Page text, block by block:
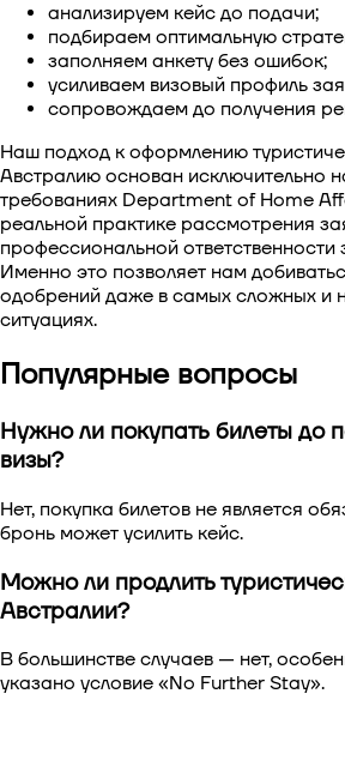
анализируем кейс до подачи;
подбираем оптимальную
заполняем анкету без ошибок;
усиливаем визовый профиль
сопровождаем до получения
Наш подход к оформлению
Австралию основан исключительно
требованиях Department of Home
реальной практике рассмотрения
профессиональной ответственности
Именно это позволяет нам
одобрений даже в самых сложных и
ситуациях.
Популярные вопросы
Нужно ли покупать билеты до
визы?
Нет, покупка билетов не является
бронь может усилить кейс.
Можно ли продлить
Австралии?
В большинстве случаев — нет,
указано условие «No Further Stay».